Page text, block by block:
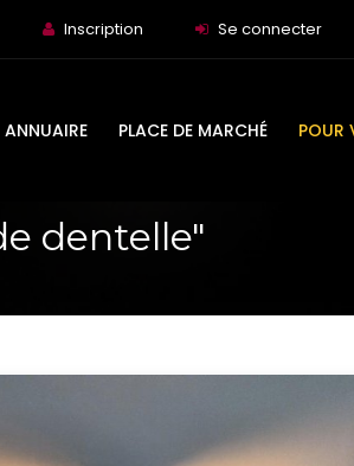
Inscription Se connecter
ANNUAIRE PLACE DE MARCHÉ POUR
dentelle"